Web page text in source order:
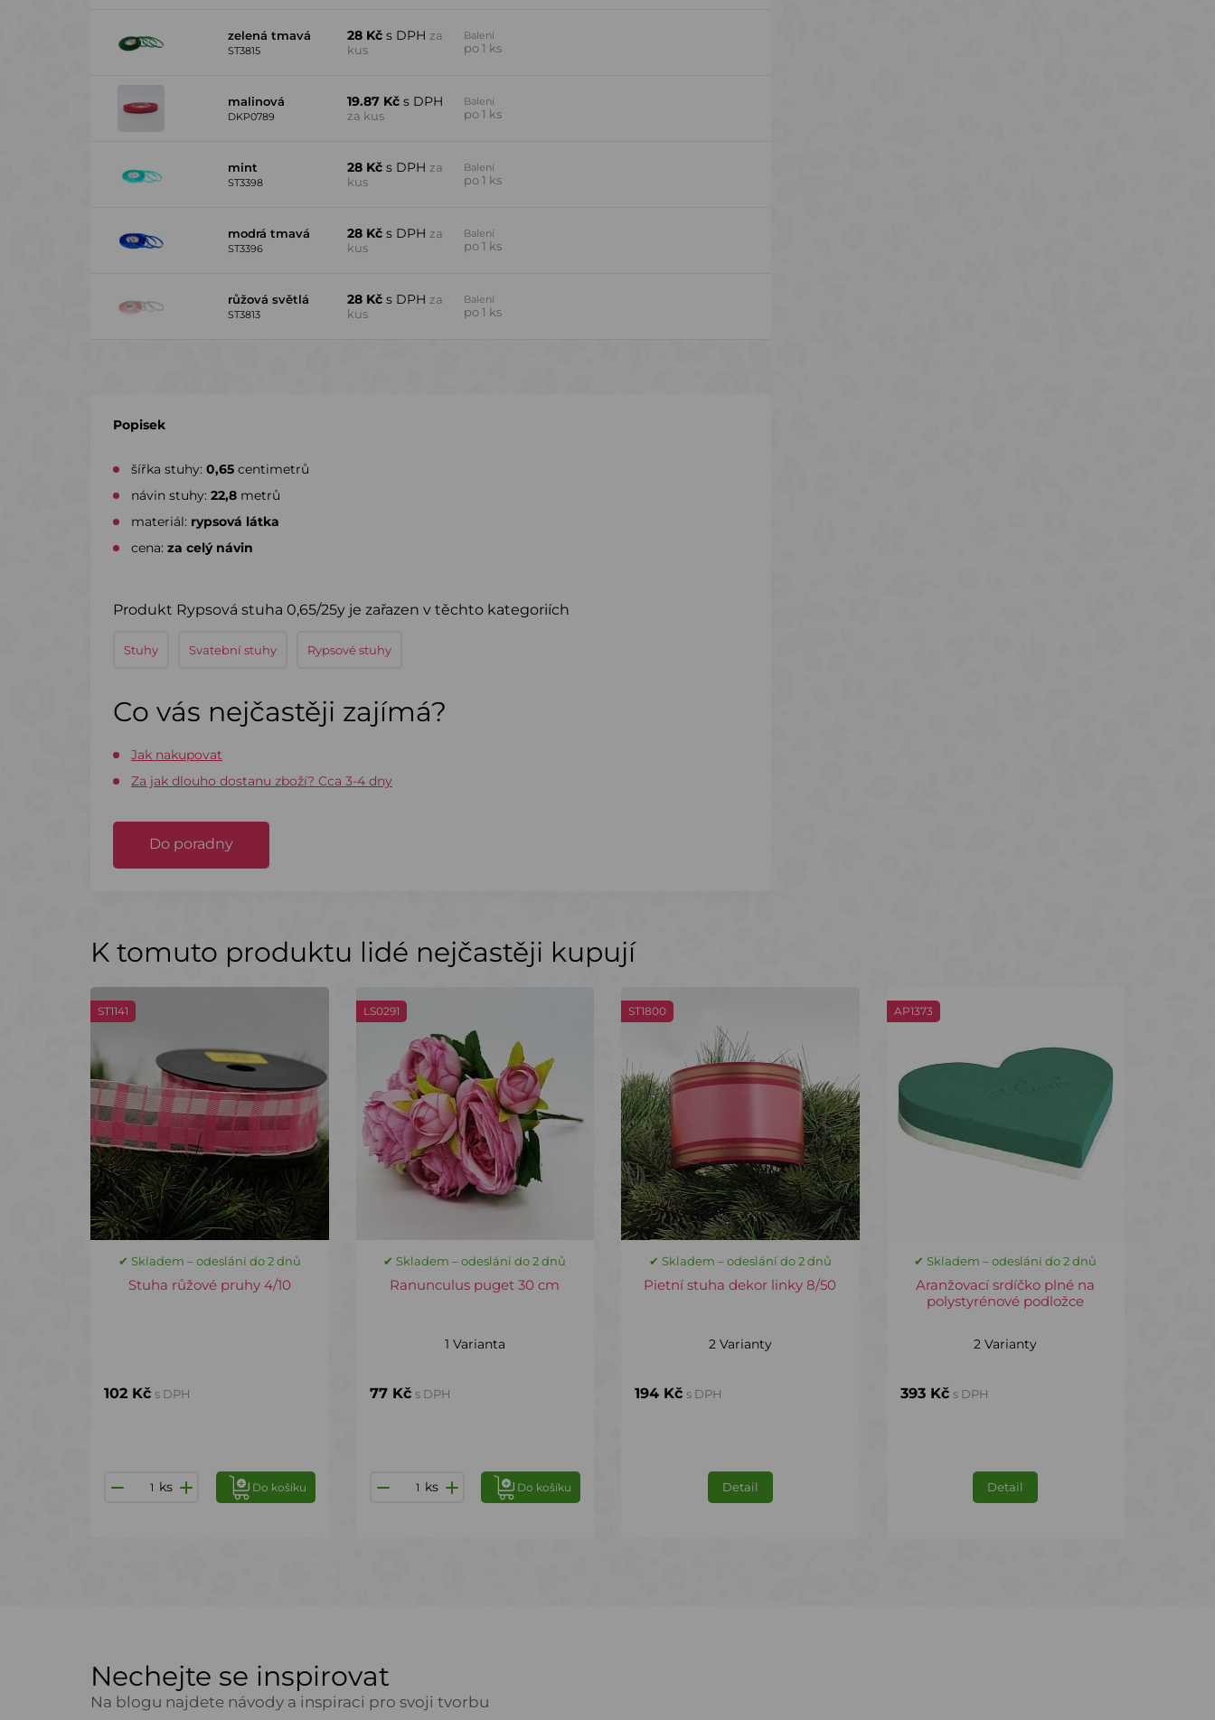
zelená tmavá
ST3815
28 Kč s DPH za
kus
Balení
po 1 ks
malinová
DKP0789
19.87 Kč s DPH
za kus
Balení
po 1 ks
mint
ST3398
28 Kč s DPH za
kus
Balení
po 1 ks
modrá tmavá
ST3396
28 Kč s DPH za
kus
Balení
po 1 ks
růžová světlá
ST3813
28 Kč s DPH za
kus
Balení
po 1 ks
Popisek
šířka stuhy: 0,65 centimetrů
návin stuhy: 22,8 metrů
materiál: rypsová látka
cena: za celý návin
Produkt Rypsová stuha 0,65/25y je zařazen v těchto kategoriích
Stuhy Svatební stuhy Rypsové stuhy
Co vás nejčastěji zajímá?
Jak nakupovat
Za jak dlouho dostanu zboží? Cca 3-4 dny
Do poradny
K tomuto produktu lidé nejčastěji kupují
ST1141
✔ Skladem – odeslání do 2 dnů
Stuha růžové pruhy 4/10
102 Kč s DPH
ks Do košíku
LS0291
✔ Skladem – odeslání do 2 dnů
Ranunculus puget 30 cm
1 Varianta
77 Kč s DPH
ks Do košíku
ST1800
✔ Skladem – odeslání do 2 dnů
Pietní stuha dekor linky 8/50
2 Varianty
194 Kč s DPH
Detail
AP1373
✔ Skladem – odeslání do 2 dnů
Aranžovací srdíčko plné na
polystyrénové podložce
2 Varianty
393 Kč s DPH
Detail
Nechejte se inspirovat
Na blogu najdete návody a inspiraci pro svoji tvorbu